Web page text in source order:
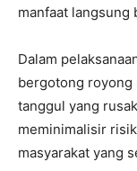
manfaat langsung
Dalam
bergotong royong
tanggul yang
meminimalisir
masyarakat yang